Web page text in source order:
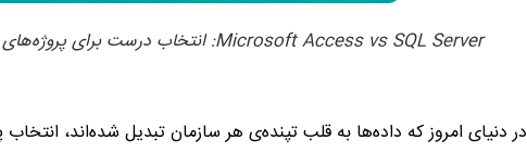
Microsoft Access vs SQL Server: انتخاب درست برای پروژه‌های کوچک و بزرگ
در دنیای امروز که داده‌ها به قلب تپنده‌ی هر سازمان تبدیل شده‌اند،